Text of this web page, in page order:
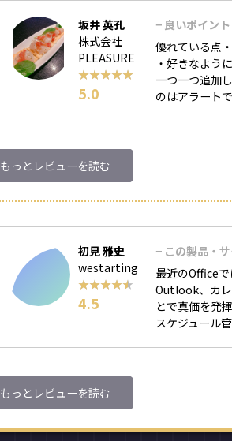
坂井 英孔
株式会社
PLEASURE
★★★★★
★★★★★
5.0
− 良いポイント
優れている点
・好きなよう
一つ一つ追加
のはアラート
もっとレビューを読む
初見 雅史
westarting
★★★★★
★★★★★
4.5
− この製品・
最近のOffice
Outlook、カ
とで真価を発
スケジュール
もっとレビューを読む